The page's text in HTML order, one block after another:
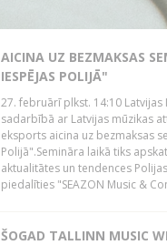
AICINA UZ BEZMAKSAS
IESPĒJAS POLIJĀ"
27. februārī plkst. 14:10
sadarbībā ar Latvijas mūzikas
eksports aicina uz bezmaksas
Polijā".Semināra laikā tiks
aktualitātes un tendences
piedalīties "SEAZON Music &
ŠOGAD TALLINN MUSIC